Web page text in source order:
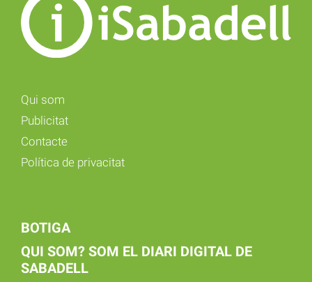
Qui som
Publicitat
Contacte
Política de privacitat
BOTIGA
QUI SOM? SOM EL DIARI DIGITAL DE
SABADELL